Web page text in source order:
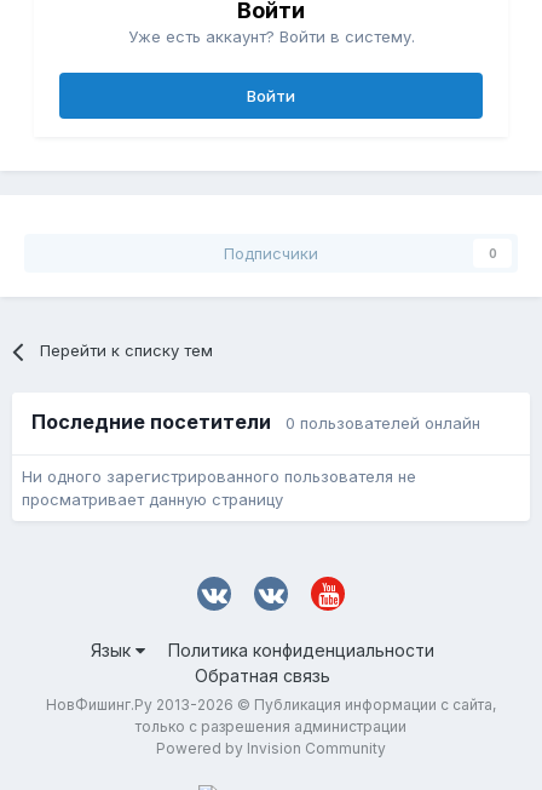
Войти
Уже есть аккаунт? Войти в систему.
Войти
Подписчики 0
Перейти к списку тем
Последние посетители 0 пользователей онлайн
Ни одного зарегистрированного пользователя не
просматривает данную страницу
Язык
Политика конфиденциальности
Обратная связь
НовФишинг.Ру 2013-2026 © Публикация информации с сайта,
только с разрешения администрации
Powered by Invision Community